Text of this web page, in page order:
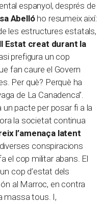
espanyol, després de
Abellóho resumeix així:
les estructures estatals,
Estat creat durant la
prefigura un cop
fan caure el Govern
Per què? Perquè ha
de La Canadenca”.
pacte per posar fi a la
la societat continua
l’amenaça latent
conspiracions
el cop militar abans. El
cop d’estat dels
al Marroc, en contra
massa tous. I,